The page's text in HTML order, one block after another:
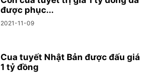
được phục...
2021-11-09
Cua tuyết Nhật Bản được đấu giá
1 tỷ đồng